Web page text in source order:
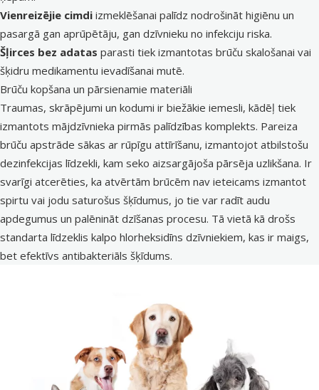
Vienreizējie cimdi izmeklēšanai palīdz nodrošināt higiēnu un
pasargā gan aprūpētāju, gan dzīvnieku no infekciju riska.
Šļirces bez adatas parasti tiek izmantotas brūču skalošanai vai
šķidru medikamentu ievadīšanai mutē.
Brūču kopšana un pārsienamie materiāli
Traumas, skrāpējumi un kodumi ir biežākie iemesli, kādēļ tiek
izmantots mājdzīvnieka pirmās palīdzības komplekts. Pareiza
brūču apstrāde sākas ar rūpīgu attīrīšanu, izmantojot atbilstošu
dezinfekcijas līdzekli, kam seko aizsargājoša pārsēja uzlikšana. Ir
svarīgi atcerēties, ka atvērtām brūcēm nav ieteicams izmantot
spirtu vai jodu saturošus šķīdumus, jo tie var radīt audu
apdegumus un palēnināt dzīšanas procesu. Tā vietā kā drošs
standarta līdzeklis kalpo hlorheksidīns dzīvniekiem, kas ir maigs,
bet efektīvs antibakteriāls šķīdums.